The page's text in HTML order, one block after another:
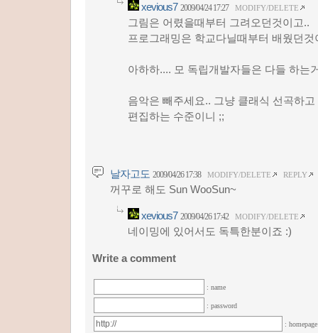
xevious7 2009/04/24 17:27 MODIFY/DELETE
그림은 어렸을때부터 그려오던것이고..
프로그래밍은 학교다닐때부터 배웠던것
아하하.... 모 독립개발자들은 다들 하는
음악은 빼주세요.. 그냥 클래식 선곡하고
편집하는 수준이니 ;;
날자고도 2009/04/26 17:38 MODIFY/DELETE REPLY
꺼꾸로 해도 Sun WooSun~
xevious7 2009/04/26 17:42 MODIFY/DELETE
네이밍에 있어서도 독특한분이죠 :)
Write a comment
: name
: password
: